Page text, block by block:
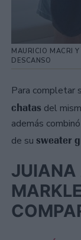
MAURICIO MACRI
DESCANSO
Para completar
chatas del
además
de su sweater
JUIANA